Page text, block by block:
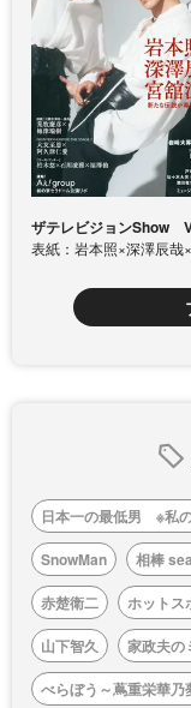
ザテレビジョンShow
表紙：岩本照×深澤辰哉
日本一の最低男 ※私
SnowMan
相棒
赤楚衛二
ホットス
山下智久
家政夫の
べらぼう～蔦重栄華乃